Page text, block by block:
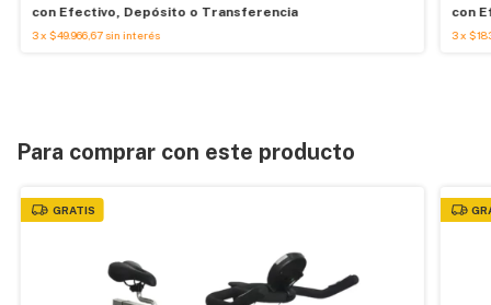
con Efectivo, Depósito o Transferencia
3x $49.966,67sin interés
con
3 x
Para comprar con este producto
GRATIS